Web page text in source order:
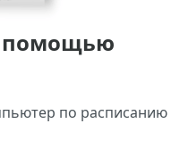
помощью
по расписанию